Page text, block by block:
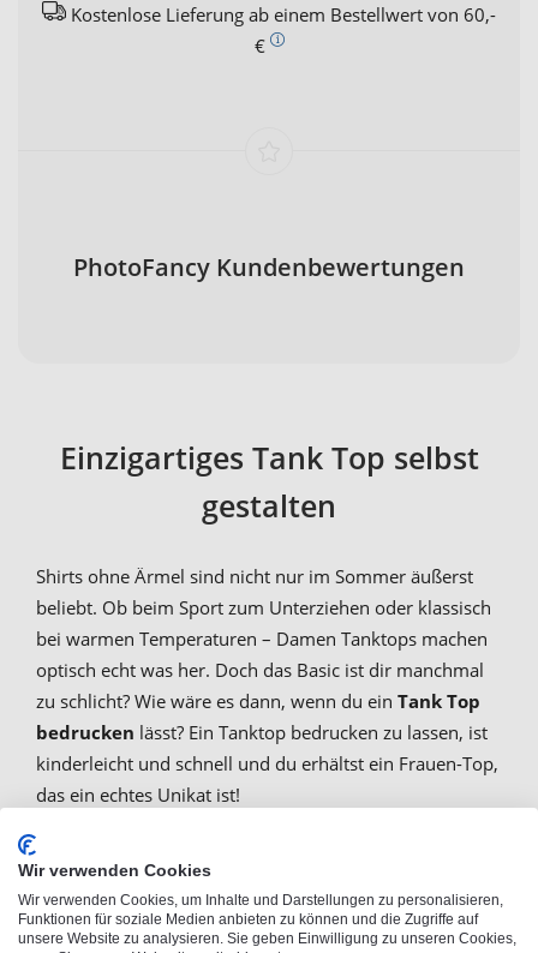
Kostenlose Lieferung ab einem Bestellwert von 60,-
€
PhotoFancy Kundenbewertungen
Einzigartiges Tank Top selbst
gestalten
Shirts ohne Ärmel sind nicht nur im Sommer äußerst
beliebt. Ob beim Sport zum Unterziehen oder klassisch
bei warmen Temperaturen – Damen Tanktops machen
optisch echt was her. Doch das Basic ist dir manchmal
zu schlicht? Wie wäre es dann, wenn du ein Tank Top
bedrucken lässt? Ein Tanktop bedrucken zu lassen, ist
kinderleicht und schnell und du erhältst ein Frauen-Top,
das ein echtes Unikat ist!
Tank Tops bedrucken - Motiv
auswählen
Wir verwenden Cookies
Wir verwenden Cookies, um Inhalte und Darstellungen zu personalisieren,
Funktionen für soziale Medien anbieten zu können und die Zugriffe auf
unsere Website zu analysieren. Sie geben Einwilligung zu unseren Cookies,